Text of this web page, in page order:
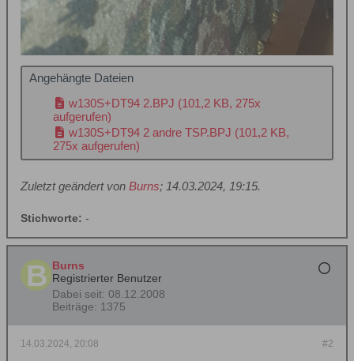
Angehängte Dateien
w130S+DT94 2.BPJ (101,2 KB, 275x
aufgerufen)
w130S+DT94 2 andre TSP.BPJ (101,2 KB,
275x aufgerufen)
Zuletzt geändert von Burns; 14.03.2024, 19:15.
Stichworte: -
Burns
Registrierter Benutzer
Dabei seit: 08.12.2008
Beiträge: 1375
#2
14.03.2024, 20:08